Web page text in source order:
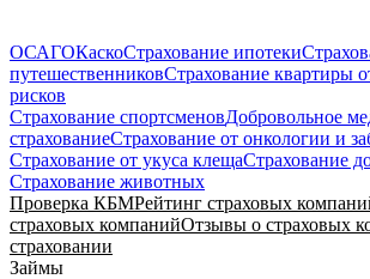
ОСАГОКаскоСтрахование ипотеки
путешественниковСтрахование квартиры
рисков
Страхование спортсменовДобровольное
страхованиеСтрахование от онкологии и
Страхование от укуса клещаСтрахование
Страхование животных
Проверка КБМРейтинг страховых
страховых компанийОтзывы о страховых
страховании
Займы